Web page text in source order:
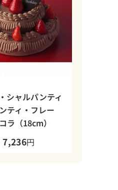
シャルパンティ
ティ・フレー
ラ（18cm）
7,236円